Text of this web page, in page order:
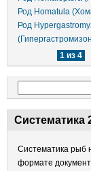
Род Homatula
Род
1 из 4
Систематика
Систематика рыб
формате